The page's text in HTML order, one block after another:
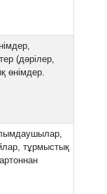
(дәрілер,
өнімдер.
тұрмыстық